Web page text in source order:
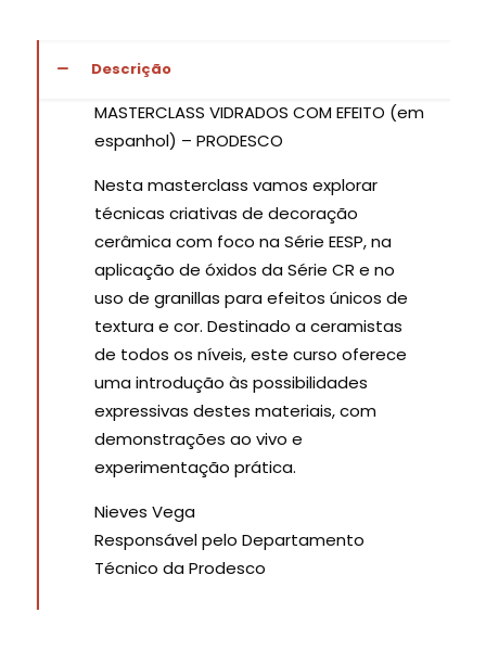
Descrição
MASTERCLASS VIDRADOS COM EFEITO (em
espanhol) – PRODESCO
Nesta masterclass vamos explorar
técnicas criativas de decoração
cerâmica com foco na Série EESP, na
aplicação de óxidos da Série CR e no
uso de granillas para efeitos únicos de
textura e cor. Destinado a ceramistas
de todos os níveis, este curso oferece
uma introdução às possibilidades
expressivas destes materiais, com
demonstrações ao vivo e
experimentação prática.
Nieves Vega
Responsável pelo Departamento
Técnico da Prodesco